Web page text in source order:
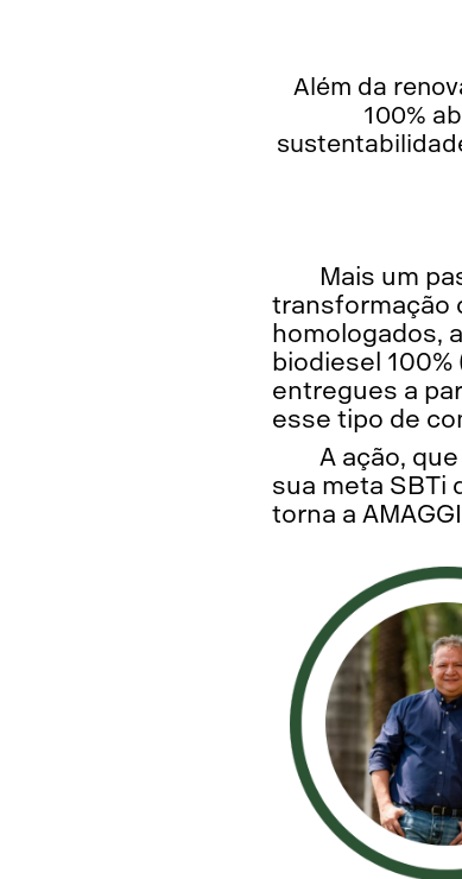
Além da
100%
Mais um
transformação
homologados,
biodiesel
entregues a
esse tipo de
A ação,
sua meta SBTi
torna a